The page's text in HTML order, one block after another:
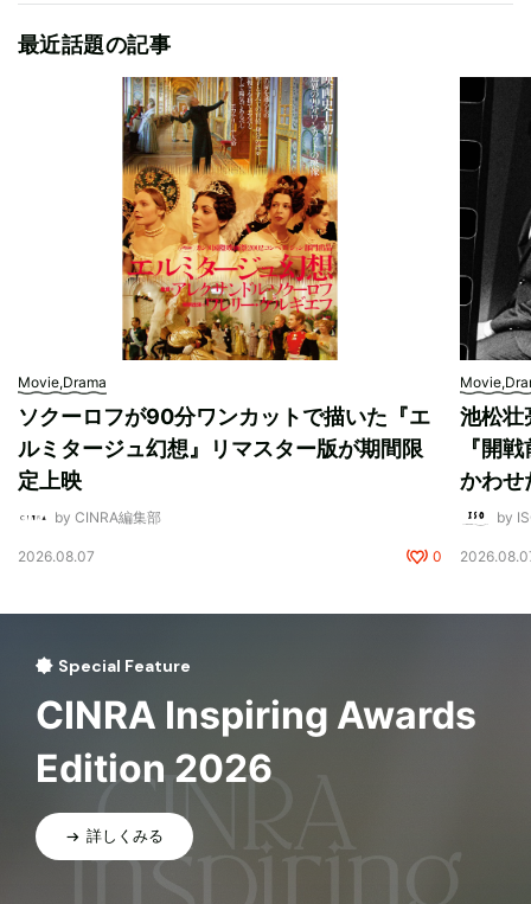
最近話題の記事
Movie,Drama
ソクーロフが90分ワンカットで描いた『エ
ルミタージュ幻想』リマスター版が期間限
定上映
by CINRA編集部
2026.08.07 0
池松壮
『開
かわせ
by
Special Feature
CINRA Inspiring Awards
Edition 2026
詳しくみる